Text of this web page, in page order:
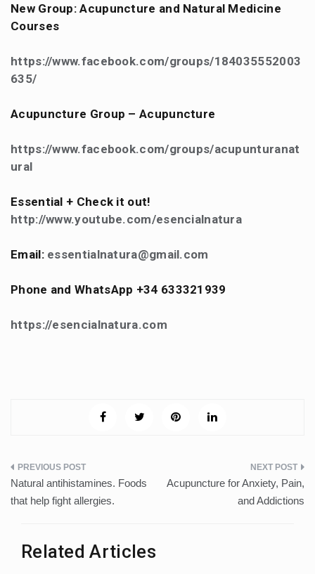
New Group: Acupuncture and Natural Medicine
Courses
https://www.facebook.com/groups/184035552003
635/
Acupuncture Group – Acupuncture
https://www.facebook.com/groups/acupunturanat
ural
Essential + Check it out!
http://www.youtube.com/esencialnatura
Email: essentialnatura@gmail.com
Phone and WhatsApp +34 633321939
https://esencialnatura.com
Post
navigation
Natural antihistamines. Foods
that help fight allergies.
Acupuncture for Anxiety, Pain,
and Addictions
Related Articles